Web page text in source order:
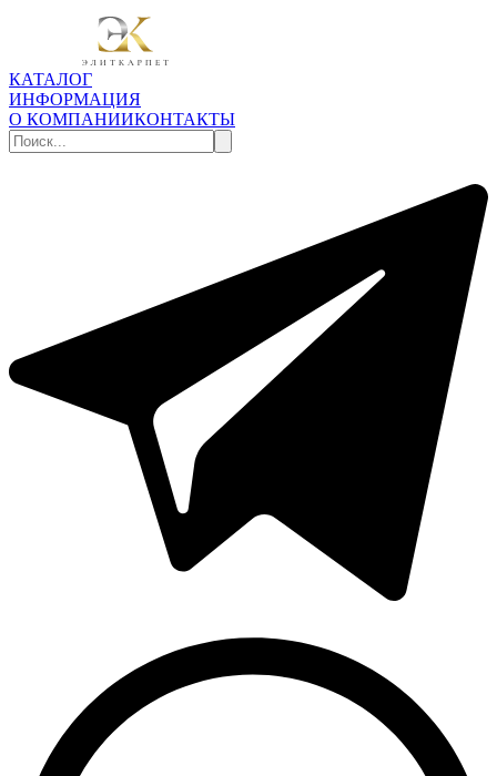
КАТАЛОГ
ИНФОРМАЦИЯ
О КОМПАНИИКОНТАКТЫ